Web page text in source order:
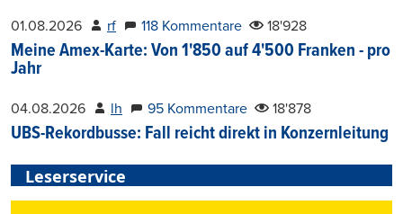
01.08.2026 rf 118 Kommentare 18'928
Meine Amex-Karte: Von 1'850 auf 4'500 Franken - pro
Jahr
04.08.2026 lh 95 Kommentare 18'878
UBS-Rekordbusse: Fall reicht direkt in Konzernleitung
Leserservice